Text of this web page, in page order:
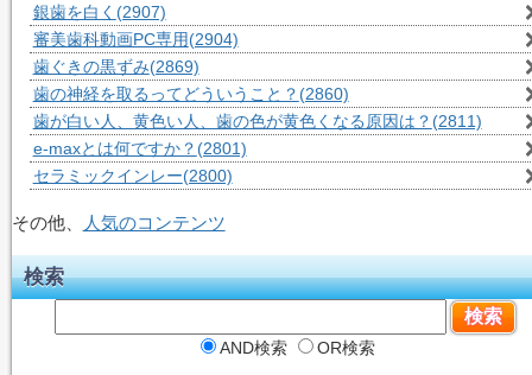
銀歯を白く (2907)
審美歯科動画PC専用(2904)
歯ぐきの黒ずみ(2869)
歯の神経を取るってどういうこと？ (2860)
歯が白い人、黄色い人、歯の色が黄色くなる原因は？ (2811)
e-maxとは何ですか？ (2801)
セラミックインレー(2800)
その他、 人気のコンテンツ
検索
AND検索 OR検索